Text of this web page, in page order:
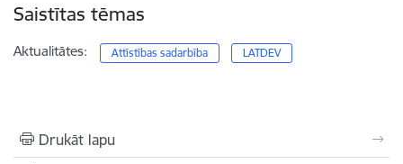
Saistītas tēmas
Aktualitātes: Attīstības sadarbība LATDEV
Drukāt lapu